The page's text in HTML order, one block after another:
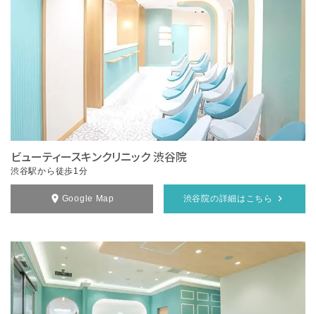
ビューティースキンクリニック 渋谷院
渋谷駅から徒歩1分
Google Map 渋谷院の詳細はこちら